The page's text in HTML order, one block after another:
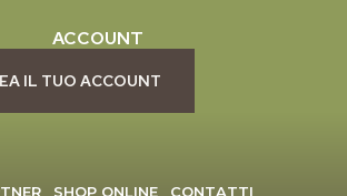
ACCOUNT
IL TUO ACCOUNT
SHOP ONLINE CONTATTI